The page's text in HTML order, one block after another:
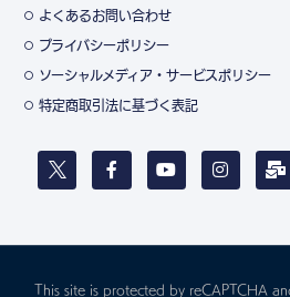
よくあるお問い合わせ
プライバシーポリシー
ソーシャルメディア・サービスポリシー
特定商取引法に基づく表記
This site is protected by reCAPTCHA